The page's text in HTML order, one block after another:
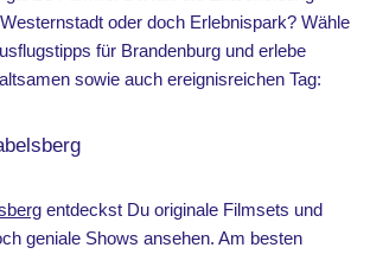
oder doch Erlebnispark? Wähle
für Brandenburg und erlebe
sowie auch ereignisreichen Tag:
entdeckst Du originale Filmsets und
geniale Shows ansehen. Am besten